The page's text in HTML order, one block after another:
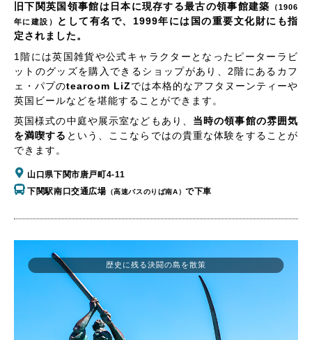
旧下関英国領事館は日本に現存する最古の領事館建築
（1906
年に建設）
として有名で、1999年には国の重要文化財にも指
定されました。
1階には英国雑貨や公式キャラクターとなったピーターラビ
ットのグッズを購入できるショップがあり、2階にあるカフ
ェ・パプのtearoom LiZでは本格的なアフタヌーンティーや
英国ビールなどを堪能することができます。
英国様式の中庭や展示室などもあり、 当時の領事館の雰囲気
を満喫する という、ここならではの貴重な体験をすることが
できます。
山口県下関市唐戸町4-11
下関駅南口交通広場 （高速バスのりば南A）で下車
歴史に残る決闘の島を散策